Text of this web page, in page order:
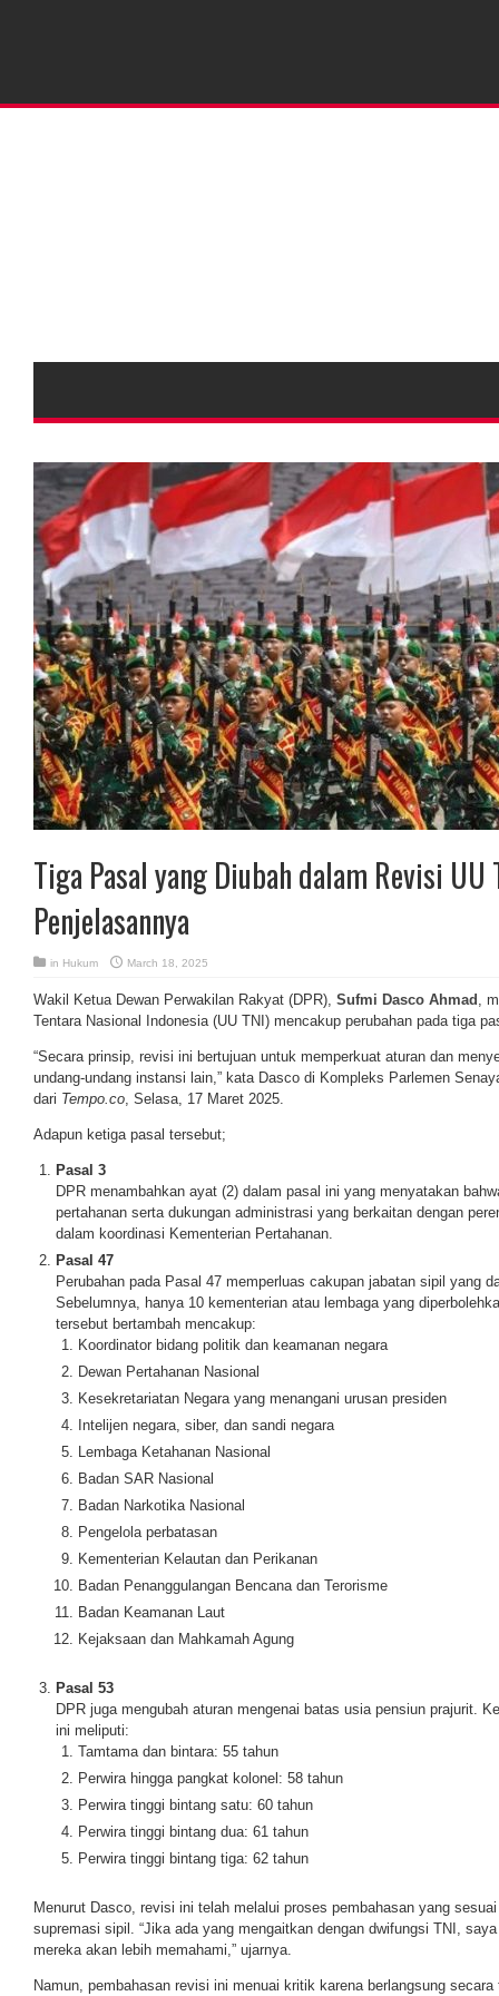
Tiga Pasal yang Diubah dalam Revisi
Penjelasannya
in Hukum March 18, 2025
Wakil Ketua Dewan Perwakilan Rakyat (DPR), Sufmi Dasco Ahmad ,
Tentara Nasional Indonesia (UU TNI) mencakup perubahan pada tiga
“Secara prinsip, revisi ini bertujuan untuk memperkuat aturan dan
undang-undang instansi lain,” kata Dasco di Kompleks Parlemen
dari Tempo.co, Selasa, 17 Maret 2025.
Adapun ketiga pasal tersebut;
Pasal 3
DPR menambahkan ayat (2) dalam pasal ini yang menyatakan
pertahanan serta dukungan administrasi yang berkaitan dengan
dalam koordinasi Kementerian Pertahanan.
Pasal 47
Perubahan pada Pasal 47 memperluas cakupan jabatan sipil yang
Sebelumnya, hanya 10 kementerian atau lembaga yang
tersebut bertambah mencakup:
Koordinator bidang politik dan keamanan negara
Dewan Pertahanan Nasional
Kesekretariatan Negara yang menangani urusan presiden
Intelijen negara, siber, dan sandi negara
Lembaga Ketahanan Nasional
Badan SAR Nasional
Badan Narkotika Nasional
Pengelola perbatasan
Kementerian Kelautan dan Perikanan
Badan Penanggulangan Bencana dan Terorisme
Badan Keamanan Laut
Kejaksaan dan Mahkamah Agung
Pasal 53
DPR juga mengubah aturan mengenai batas usia pensiun prajurit.
ini meliputi:
Tamtama dan bintara: 55 tahun
Perwira hingga pangkat kolonel: 58 tahun
Perwira tinggi bintang satu: 60 tahun
Perwira tinggi bintang dua: 61 tahun
Perwira tinggi bintang tiga: 62 tahun
Menurut Dasco, revisi ini telah melalui proses pembahasan yang
supremasi sipil. “Jika ada yang mengaitkan dengan dwifungsi TNI,
mereka akan lebih memahami,” ujarnya.
Namun, pembahasan revisi ini menuai kritik karena berlangsung